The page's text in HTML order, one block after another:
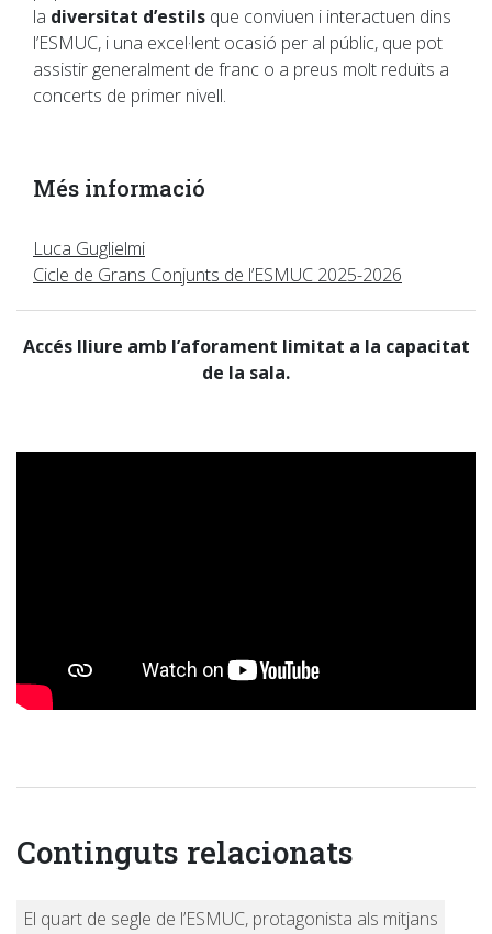
la diversitat d’estils que conviuen i interactuen dins
l’ESMUC, i una excel·lent ocasió per al públic, que pot
assistir generalment de franc o a preus molt reduïts a
concerts de primer nivell.
Més informació
Luca Guglielmi
Cicle de Grans Conjunts de l’ESMUC 2025-2026
Accés lliure amb l’aforament limitat a la capacitat
de la sala.
Continguts relacionats
El quart de segle de l’ESMUC, protagonista als mitjans